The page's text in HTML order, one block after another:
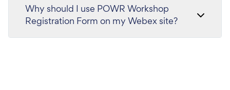
Why should I use POWR Workshop
Registration Form on my Webex site?